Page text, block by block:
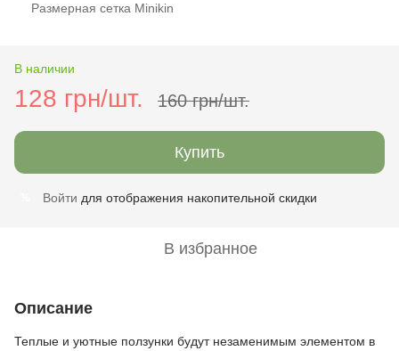
Размерная сетка Minikin
В наличии
128 грн/шт. 160 грн/шт.
Купить
Войти для отображения накопительной скидки
В избранное
Описание
Теплые и уютные ползунки будут незаменимым элементом в